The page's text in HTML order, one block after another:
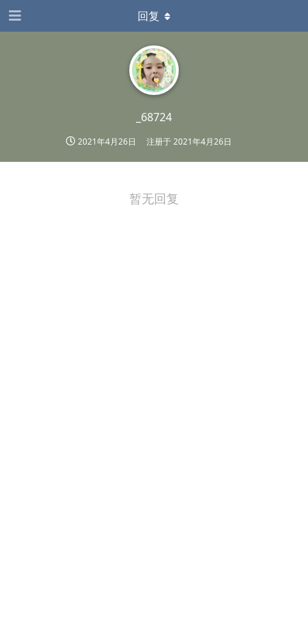
_68724
2021年4月26日 注册于2021年4月26日
回复
暂无回复